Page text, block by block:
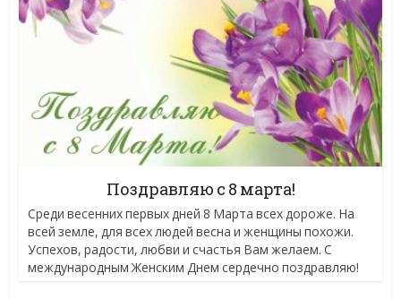
Поздравляю с 8 марта!
Среди весенних первых дней 8 Марта всех дороже. На
всей земле, для всех людей весна и женщины похожи.
Успехов, радости, любви и счастья Вам желаем. С
международным Женским Днем сердечно поздравляю!